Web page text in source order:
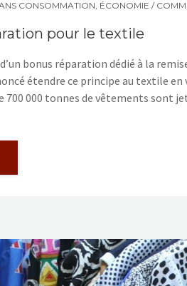
CONSOMMATION, ÉCONOMIE /
pour le textile
bonus réparation dédié à la
étendre ce principe au textile en
700 000 tonnes de vêtements sont